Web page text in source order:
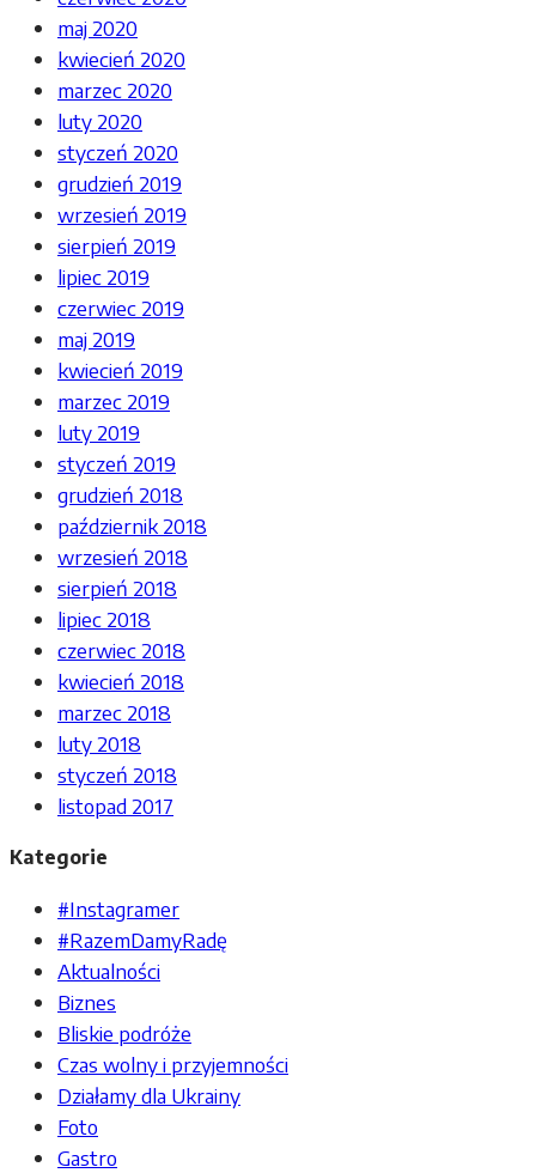
maj 2020
kwiecień 2020
marzec 2020
luty 2020
styczeń 2020
grudzień 2019
wrzesień 2019
sierpień 2019
lipiec 2019
czerwiec 2019
maj 2019
kwiecień 2019
marzec 2019
luty 2019
styczeń 2019
grudzień 2018
październik 2018
wrzesień 2018
sierpień 2018
lipiec 2018
czerwiec 2018
kwiecień 2018
marzec 2018
luty 2018
styczeń 2018
listopad 2017
Kategorie
#Instagramer
#RazemDamyRadę
Aktualności
Biznes
Bliskie podróże
Czas wolny i przyjemności
Działamy dla Ukrainy
Foto
Gastro